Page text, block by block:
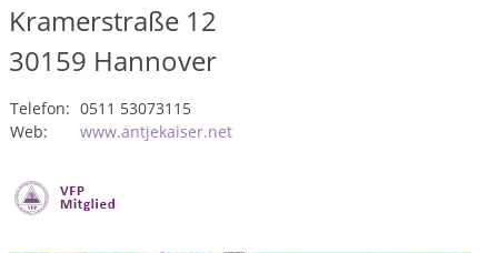
Kramerstraße 12
30159 Hannover
Telefon: 0511 53073115
Web:
www.antjekaiser.net